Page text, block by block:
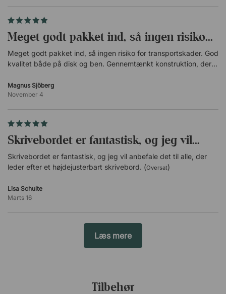
Af kraftig metal.
Pulverlakeret med hærdet overflade.
Justerbar i bredden: 90–120 cm.
Certificeret med Global GreenTag.
IGR-certificeret.
Motorer
Indkapslede for øget sikkerhed.
Bordplade
Spånplade med høj densitet.
Slidstærkt laminat i flere varianter.
Let at rengøre.
Meget godt pakket ind, så ingen risiko...
Meget godt pakket ind, så ingen risiko for transportskader. God
kvalitet både på disk og ben. Gennemtænkt konstruktion, der
god kvalitet! (Oversat
Magnus Sjöberg
November 4
Skrivebordet er fantastisk, og jeg vil...
Skrivebordet er fantastisk, og jeg vil anbefale det til alle, der
leder efter et højdejusterbart skrivebord. (Oversat)
Lisa Schulte
Marts 16
Læs mere
Tilbehør